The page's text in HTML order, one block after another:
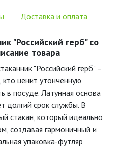
Доставка и оплата
"Российский герб" со
товара
"Российский герб" –
ценит утонченную
в посуде. Латунная основа
долгий срок службы. В
стакан, который идеально
создавая гармоничный и
упаковка-футляр